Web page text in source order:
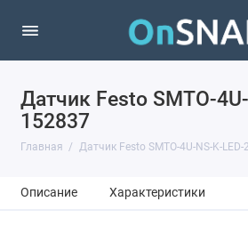
Датчик Festo SMTO-
152837
Главная Датчик Festo SMTO-4U-NS-K-
Описание Характеристики